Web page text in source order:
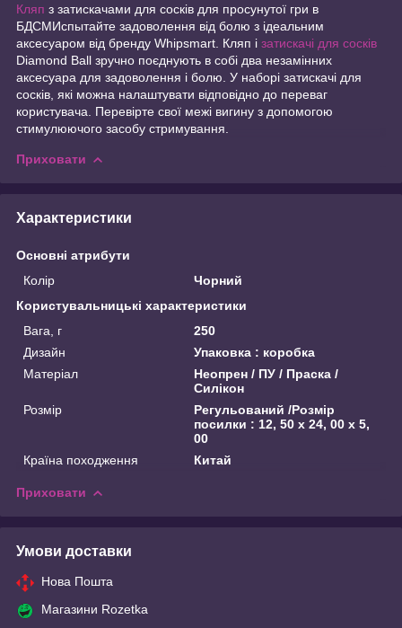
Кляп з затискачами для сосків для просунутої гри в
БДСМИспытайте задоволення від болю з ідеальним
аксесуаром від бренду Whipsmart. Кляп і затискачі для сосків
Diamond Ball зручно поєднують в собі два незамінних
аксесуара для задоволення і болю. У наборі затискачі для
сосків, які можна налаштувати відповідно до переваг
користувача. Перевірте свої межі вигину з допомогою
стимулюючого засобу стримування.
Приховати
Характеристики
Основні атрибути
Колір
Чорний
Користувальницькі характеристики
Вага, г
250
Дизайн
Упаковка : коробка
Матеріал
Неопрен / ПУ / Праска /
Силікон
Розмір
Регульований /Розмір
посилки : 12, 50 х 24, 00 х 5,
00
Країна походження
Китай
Приховати
Умови доставки
Нова Пошта
Магазини Rozetka